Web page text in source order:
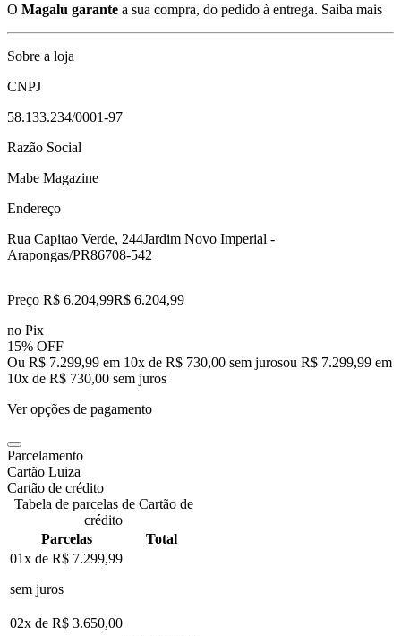
O Magalu garante a sua compra, do pedido à entrega. Saiba mais
Sobre a loja
CNPJ
58.133.234/0001-97
Razão Social
Mabe Magazine
Endereço
Rua Capitao Verde, 244Jardim Novo Imperial -
Arapongas/PR86708-542
Preço R$ 6.204,99R$ 6.204,99
no Pix
15% OFF
Ou R$ 7.299,99 em 10x de R$ 730,00 sem jurosou R$ 7.299,99 em
10x de R$ 730,00 sem juros
Ver opções de pagamento
Parcelamento
Cartão Luiza
Cartão de crédito
Tabela de parcelas de Cartão de
crédito
Parcelas
Total
01x de R$ 7.299,99
sem juros
02x de R$ 3.650,00